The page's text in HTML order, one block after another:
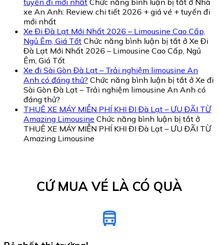
xe An Anh: Review chi tiết 2026 + giá vé + tuyến đi
mới nhất
Xe Đi Đà Lạt Mới Nhất 2026 – Limousine Cao Cấp,
Ngủ Êm, Giá Tốt Chức năng bình luận bị tắt ở Xe Đi
Đà Lạt Mới Nhất 2026 – Limousine Cao Cấp, Ngủ
Êm, Giá Tốt
Xe đi Sài Gòn Đà Lạt – Trải nghiệm limousine An
Anh có đáng thử? Chức năng bình luận bị tắt ở Xe đi
Sài Gòn Đà Lạt – Trải nghiệm limousine An Anh có
đáng thử?
THUÊ XE MÁY MIỄN PHÍ KHI ĐI Đà Lạt – ƯU ĐÃI TỪ
Amazing Limousine Chức năng bình luận bị tắt ở
THUÊ XE MÁY MIỄN PHÍ KHI ĐI Đà Lạt – ƯU ĐÃI TỪ
Amazing Limousine
CỨ MUA VÉ LÀ CÓ QUÀ